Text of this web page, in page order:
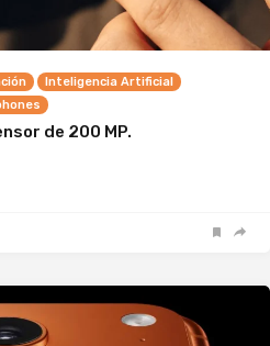
Inteligencia Artificial
de 200 MP.